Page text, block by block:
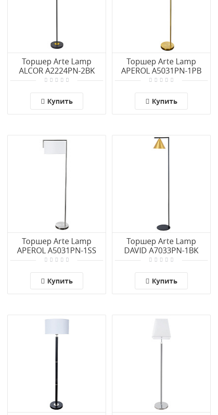
Торшер Arte Lamp
ALCOR A2224PN-2BK
Купить
Торшер Arte Lamp
APEROL A5031PN-1PB
Купить
Торшер Arte Lamp
APEROL A5031PN-1SS
Купить
Торшер Arte Lamp
DAVID A7033PN-1BK
Купить